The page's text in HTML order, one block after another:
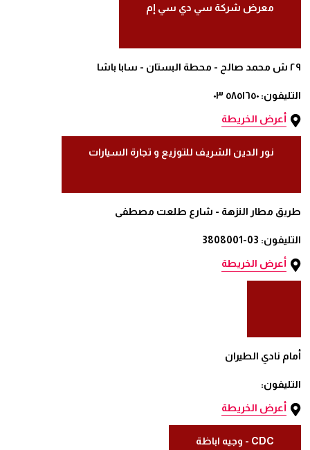
معرض شركة سي دي سي إم
٢٩ ش محمد صالح - محطة البستان - سابا باشا
التليفون: ٥٨٥١٦٥٠ ٠٣
أعرض الخريطة
نور الدين الشريف للتوزيع و تجارة السيارات
طريق مطار النزهة - شارع طلعت مصطفى
التليفون: 03-3808001
أعرض الخريطة
أمام نادي الطيران
التليفون:
أعرض الخريطة
CDC - وجيه اباظة